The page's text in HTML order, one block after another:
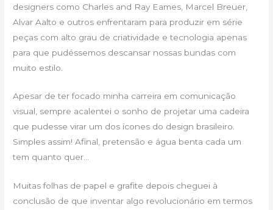
designers como Charles and Ray Eames, Marcel Breuer,
Alvar Aalto e outros enfrentaram para produzir em série
peças com alto grau de criatividade e tecnologia apenas
para que pudéssemos descansar nossas bundas com
muito estilo.
Apesar de ter focado minha carreira em comunicação
visual, sempre acalentei o sonho de projetar uma cadeira
que pudesse virar um dos ícones do design brasileiro.
Simples assim! Afinal, pretensão e água benta cada um
tem quanto quer…
Muitas folhas de papel e grafite depois cheguei à
conclusão de que inventar algo revolucionário em termos